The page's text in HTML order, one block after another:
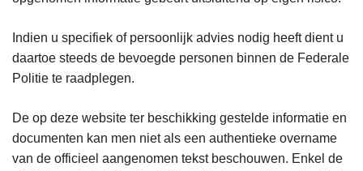
Indien u specifiek of persoonlijk advies nodig heeft dient u
daartoe steeds de bevoegde personen binnen de Federale
Politie te raadplegen.
De op deze website ter beschikking gestelde informatie en
documenten kan men niet als een authentieke overname
van de officieel aangenomen tekst beschouwen. Enkel de